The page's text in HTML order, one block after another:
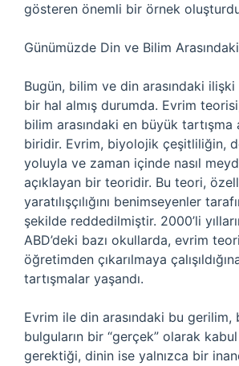
gösteren önemli bir örnek
Günümüzde Din ve Bilim
Bugün, bilim ve din arasındaki ilişki
bir hal almış durumda. Evrim
bilim arasındaki en büyük tartışma
biridir. Evrim, biyolojik çeşitliliğin,
yoluyla ve zaman içinde nasıl
açıklayan bir teoridir. Bu teori,
yaratılışçılığını benimseyenler
şekilde reddedilmiştir. 2000’li
ABD’deki bazı okullarda, evrim
öğretimden çıkarılmaya
tartışmalar yaşandı.
Evrim ile din arasındaki bu gerilim,
bulguların bir “gerçek” olarak
gerektiği, dinin ise yalnızca bir